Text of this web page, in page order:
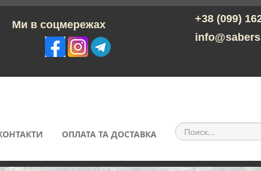
соцмережах
+38 (099)
ОПЛАТА ТА ДОСТАВКА